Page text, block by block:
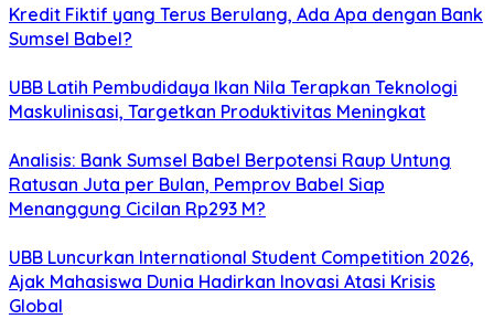
Kredit Fiktif yang Terus Berulang, Ada Apa dengan Bank
Sumsel Babel?
UBB Latih Pembudidaya Ikan Nila Terapkan Teknologi
Maskulinisasi, Targetkan Produktivitas Meningkat
Analisis: Bank Sumsel Babel Berpotensi Raup Untung
Ratusan Juta per Bulan, Pemprov Babel Siap
Menanggung Cicilan Rp293 M?
UBB Luncurkan International Student Competition 2026,
Ajak Mahasiswa Dunia Hadirkan Inovasi Atasi Krisis
Global